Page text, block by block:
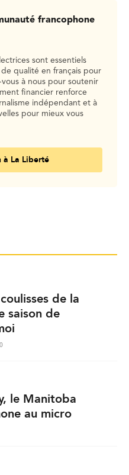
francophone
sont essentiels
qualité en français pour
à nous pour soutenir
financier renforce
indépendant et à
pour mieux vous
à La Liberté
de la
saison de
le Manitoba
au micro